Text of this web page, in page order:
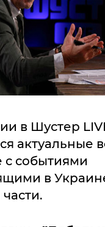
в Шустер
актуальные
с событиями
в